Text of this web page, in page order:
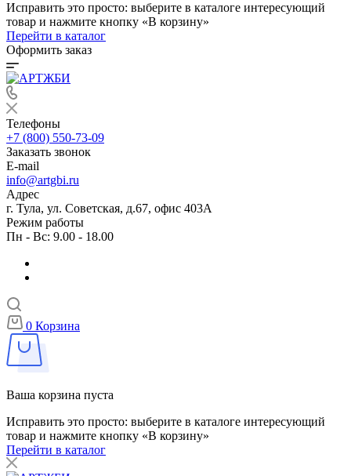
Исправить это просто: выберите в каталоге интересующий
товар и нажмите кнопку «В корзину»
Перейти в каталог
Оформить заказ
Телефоны
+7 (800) 550-73-09
Заказать звонок
E-mail
info@artgbi.ru
Адрес
г. Тула, ул. Советская, д.67, офис 403А
Режим работы
Пн - Вс: 9.00 - 18.00
0 Корзина
Ваша корзина пуста
Исправить это просто: выберите в каталоге интересующий
товар и нажмите кнопку «В корзину»
Перейти в каталог